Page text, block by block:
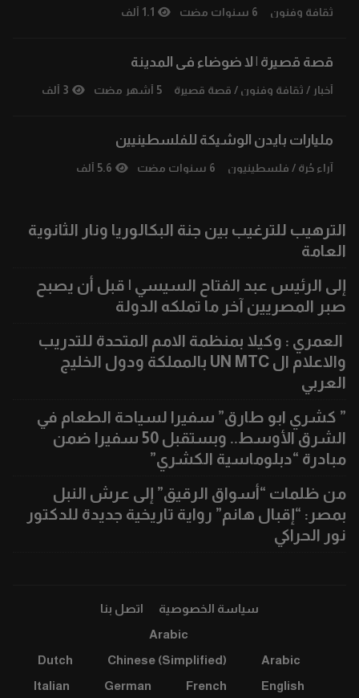
ثقافة وفنون 6 سنوات مضت 1.1 ألف
قصة قصيرة | لا ضوضاء فى المدينة
أخبار / ثقافة وفنون / قصة قصيرة 5 أشهر مضت 3 ألف
مليارات بايدن الوشيكة للفلسطينيين
آراء حُرة / فلسطينيون 6 سنوات مضت 5.6 ألف
الترهيب للترغيب بين جنة البكالوريا ونار الثانوية
العامة
إلى الرئيس عبد الفتاح السيسي | قبل أن يصبح
صبر المصريين آخر ما تملكه الدولة
العمري : وكيلا بمنظمة الامم المتحدة للتدريب
والاعلام ال UN MTC بالمملكة ودول الخليج
العربي
” كشري ابو طارق” سفيرا لسياحة الطعام في
الشرق الأوسط.. وبستقبل 50 سفيرا ضمن
مبادرة “دبلوماسية الكشري”
من ظلمات “أسواق الرقيق” إلى عرش النبل
بمصر: “إقبال هانم” رواية تاريخية جديدة للدكتور
نور الحراكي
سياسة الخصوصية
اتصل بنا
Arabic
Arabic
Chinese (Simplified)
Dutch
English
French
German
Italian